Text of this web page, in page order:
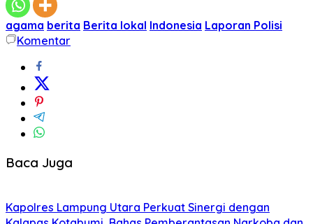
agama berita Berita lokal Indonesia Laporan Polisi
Komentar
Baca Juga
Kapolres Lampung Utara Perkuat Sinergi dengan